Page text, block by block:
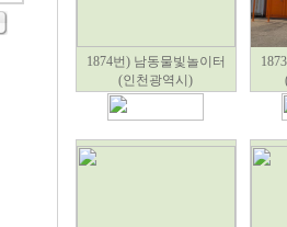
1874번) 남동물빛놀이터
(인천광역시)